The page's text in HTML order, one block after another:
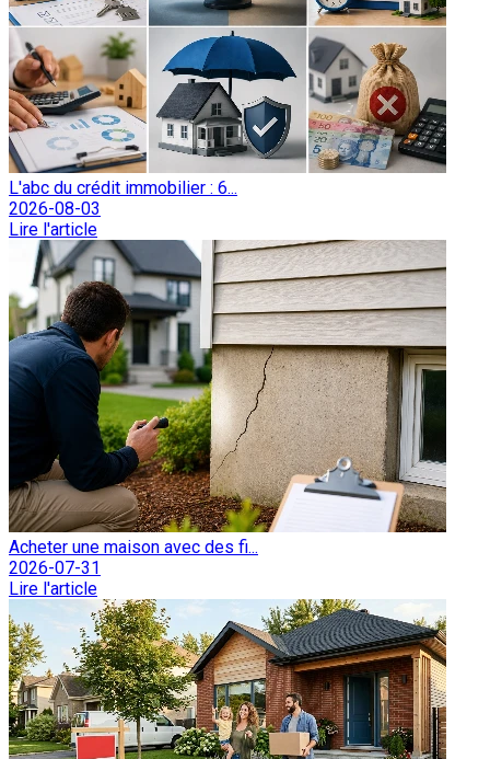
L'abc du crédit immobilier : 6...
2026-08-03
Lire l'article
Acheter une maison avec des fi...
2026-07-31
Lire l'article